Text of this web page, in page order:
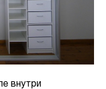
внутри